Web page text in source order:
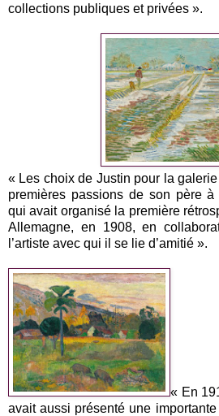
collections publiques et privées ».
« Les choix de Justin pour la
premières passions de son père à
qui avait organisé la première
Allemagne, en 1908, en
l’artiste avec qui il se lie d’amitié ».
« En
avait aussi présenté une